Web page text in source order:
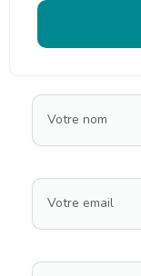
Votre nom
Votre email